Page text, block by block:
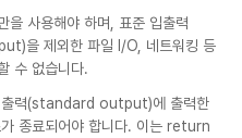
을 사용해야 하며, 표준 입출력
을 제외한 파일 I/O, 네트워킹 등
수 없습니다.
출력(standard output)에 출력한
종료되어야 합니다. 이는 return